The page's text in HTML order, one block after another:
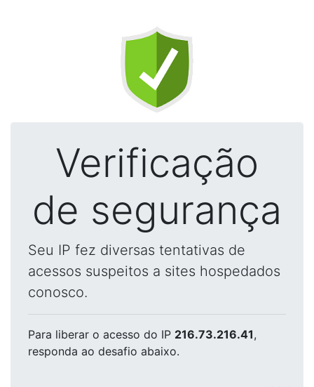
Verificação
de segurança
Seu IP fez diversas tentativas de
acessos suspeitos a sites hospedados
conosco.
Para liberar o acesso do IP 216.73.216.41,
responda ao desafio abaixo.